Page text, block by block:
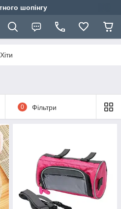
шопінгу
Хіти
0 Фільтри